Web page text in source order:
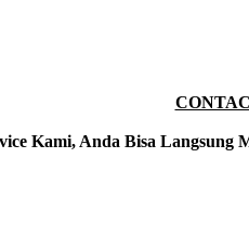
Kami, Anda Bisa